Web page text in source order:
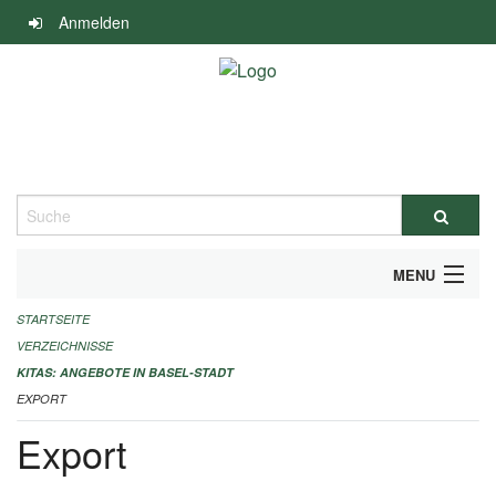
Navigation
überspringen
Anmelden
Suche
MENU
ALLGEMEINE INFORMATIONEN
IMPRESSUM
STARTSEITE
VERZEICHNISSE
KITAS: ANGEBOTE IN BASEL-STADT
EXPORT
Export